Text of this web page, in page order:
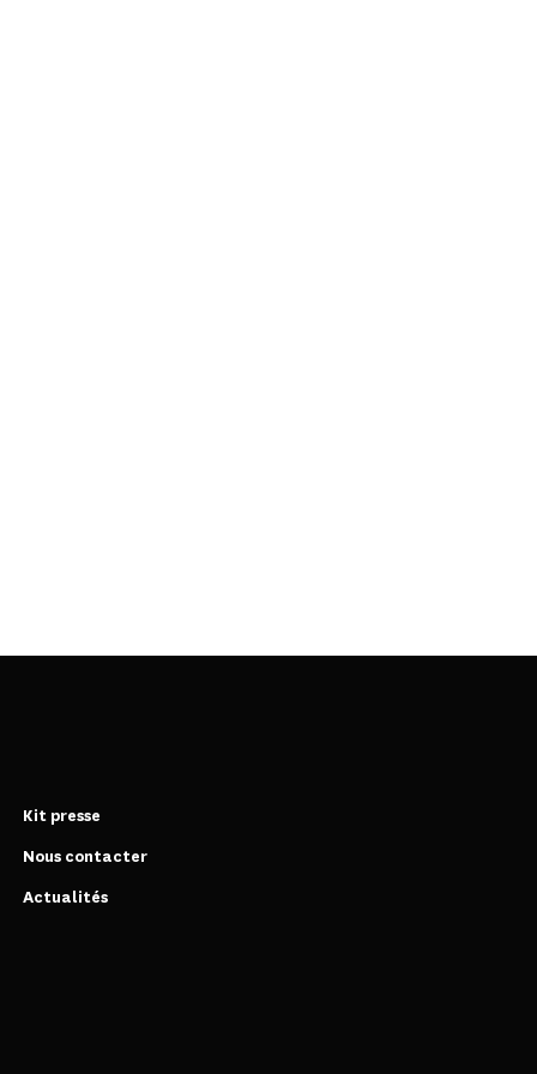
Kit presse
Nous contacter
Actualités